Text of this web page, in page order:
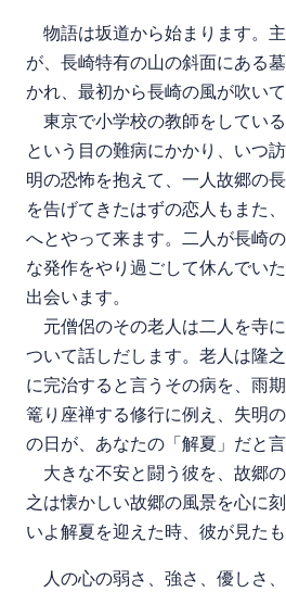
物語は坂道から始まります。
が、長崎特有の山の斜面にある
かれ、最初から長崎の風が吹いて
東京で小学校の教師をしてい
という目の難病にかかり、いつ
明の恐怖を抱えて、一人故郷の
を告げてきたはずの恋人もまた
へとやって来ます。二人が長崎
な発作をやり過ごして休んでい
出会います。
元僧侶のその老人は二人を寺
ついて話しだします。老人は隆
に完治すると言うその病を、雨
篭り座禅する修行に例え、失明
の日が、あなたの「解夏」だと言
大きな不安と闘う彼を、故郷
之は懐かしい故郷の風景を心に
いよ解夏を迎えた時、彼が見た
人の心の弱さ、強さ、優しさ